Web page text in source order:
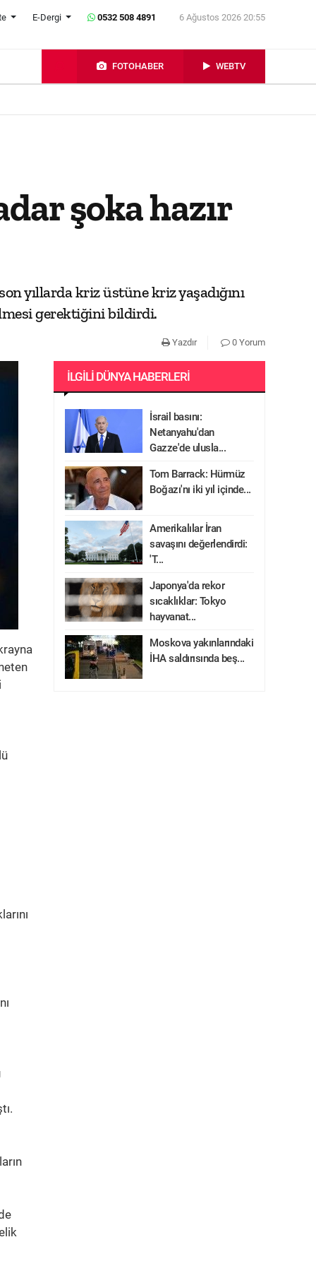
E-Dergi 0532 508 4891 6 Ağustos 2026 20:55
FOTOHABER WEBTV
şoka hazır
yıllarda kriz üstüne kriz yaşadığını
gerektiğini bildirdi.
Yazdır 0 Yorum
İLGILI DÜNYA HABERLERI
İsrail basını:
Netanyahu'dan
Gazze'de ulusla...
Tom Barrack: Hürmüz
Boğazı'nı iki yıl içinde...
Amerikalılar İran
savaşını değerlendirdi:
'T...
Japonya'da rekor
sıcaklıklar: Tokyo
hayvanat...
Moskova yakınlarındaki
İHA saldırısında beş...